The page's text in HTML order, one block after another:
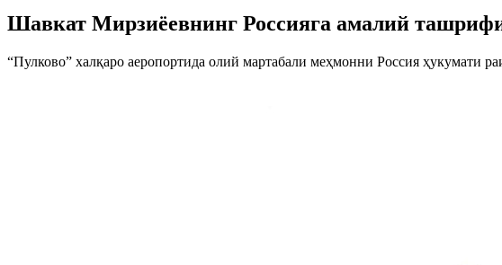
Шавкат Мирзиёевнинг Россияга амалий
“Пулково” халқаро аеропортида олий мартабали меҳмонни Россия ҳукумати